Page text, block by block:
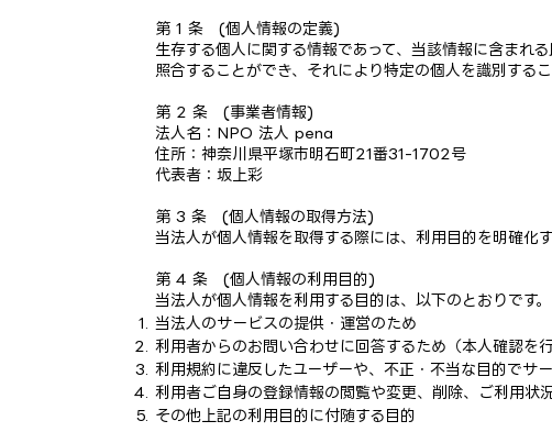
第 1 条 (個人情報の定義)
生存する個人に関する情報であって、当該情報に含まれ
照合することができ、それにより特定の個人を識別する
第 2 条 (事業者情報)
法人名：NPO 法人 pena
住所：神奈川県平塚市明石町21番31-1702号
代表者：坂上彩
第 3 条 (個人情報の取得方法)
当法人が個人情報を取得する際には、利用目的を明確化
第 4 条 (個人情報の利用目的)
当法人が個人情報を利用する目的は、以下のとおりです。
当法人のサービスの提供・運営のため
利用者からのお問い合わせに回答するため（本人確認を
利用規約に違反したユーザーや、不正・不当な目的でサ
利用者ご自身の登録情報の閲覧や変更、削除、ご利用状
その他上記の利用目的に付随する目的